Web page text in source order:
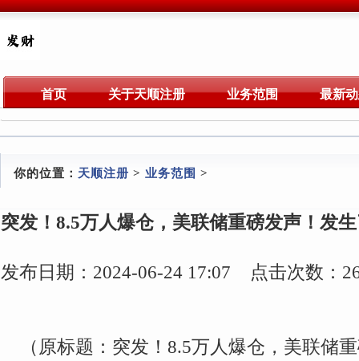
首页 关于天顺注册 业务范围 最新
你的位置： 天顺注册 > 业务范围 >
突发！8.5万人爆仓，美联储重磅发声！发
发布日期：2024-06-24 17:07 点击次数：
（原标题：突发！8.5万人爆仓，美联储